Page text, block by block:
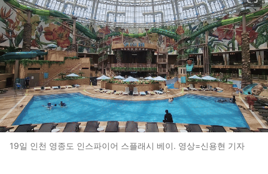
19일 인천 영종도 인스파이어 스플래시 베이. 영상=신용현 기자